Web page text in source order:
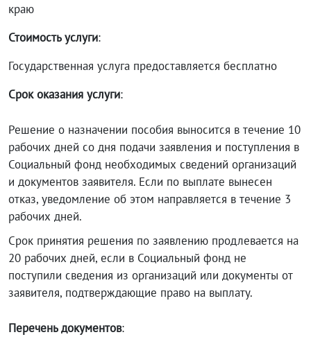
краю
Стоимость услуги:
Государственная услуга предоставляется бесплатно
Срок оказания услуги:
Решение о назначении пособия выносится в течение 10
рабочих дней со дня подачи заявления и поступления в
Социальный фонд необходимых сведений организаций
и документов заявителя. Если по выплате вынесен
отказ, уведомление об этом направляется в течение 3
рабочих дней.
Срок принятия решения по заявлению продлевается на
20 рабочих дней, если в Социальный фонд не
поступили сведения из организаций или документы от
заявителя, подтверждающие право на выплату.
Перечень документов: